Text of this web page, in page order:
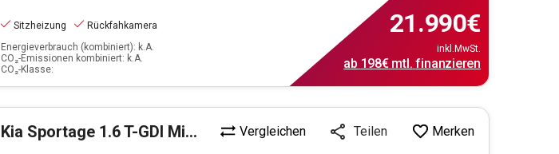
Sitzheizung
Rückfahkamera
Energieverbrauch (kombiniert): k.A.
CO₂-Emissionen kombiniert: k.A.
CO₂-Klasse:
21.990€
inkl.MwSt.
ab 198€mtl. finanzieren
Kia Sportage 1.6 T-GDI Mild-Hybrid Spirit Vergleichen Teilen Merken